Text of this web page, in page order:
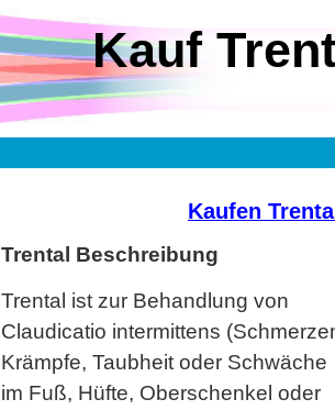
Kauf
Kaufen
Trental Beschreibung
Trental ist zur Behandlung von
Claudicatio intermittens
Krämpfe, Taubheit oder Schwäche
im Fuß, Hüfte, Oberschenkel oder